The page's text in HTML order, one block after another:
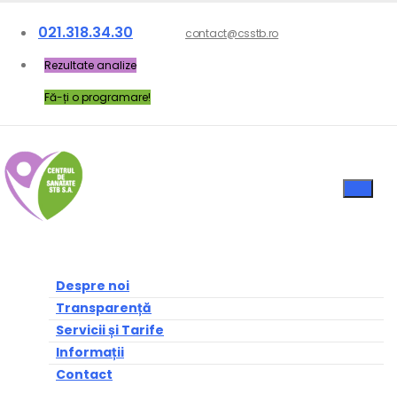
021.318.34.30 contact@csstb.ro
Rezultate analize
Fă-ți o programare!
Despre noi
Transparență
Servicii și Tarife
Informații
Contact